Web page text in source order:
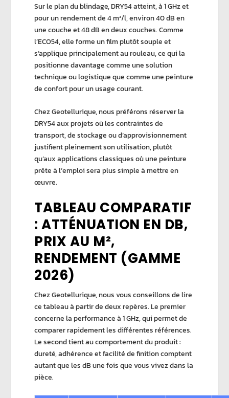
Sur le plan du blindage,DRY54atteint, à 1 GHz et
pour un rendement de 4 m²/l, environ40 dBen
une couche et48 dBen deux couches. Comme
l’ECO54, elle forme un film plutôtsoupleet
s’applique principalement au rouleau, ce qui la
positionne davantage comme une solution
technique ou logistique que comme une peinture
de confort pour un usage courant.
ChezGeotellurique, nous préférons réserver la
DRY54 aux projets où les contraintes de
transport, de stockage ou d’approvisionnement
justifient pleinement son utilisation, plutôt
qu’aux applications classiques où une peinture
prête à l’emploi sera plus simple à mettre en
œuvre.
TABLEAU COMPARATIF
: ATTÉNUATION EN DB,
PRIX AU M²,
RENDEMENT (GAMME
2026)
ChezGeotellurique, nous vous conseillons de lire
ce tableau à partir de deux repères. Le premier
concerne la performance à 1 GHz, qui permet de
comparer rapidement les différentes références.
Le second tient au comportement du produit :
dureté, adhérence et facilité de finition comptent
autant que les dB une fois que vous vivez dans la
pièce.